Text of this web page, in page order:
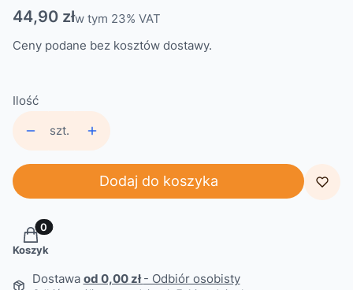
Cena
44,90 złw tym 23% VAT
w tym 23% VAT
Ceny podane bez kosztów dostawy.
Ilość
szt.
Dodaj do koszyka
Produkty w koszyku: 0. Zobacz szczegóły
Koszyk
Dostawa od 0,00 zł- Odbiór osobisty